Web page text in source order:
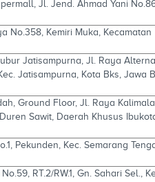
Jl. Jend. Ahmad Yani
No.358, Kemiri Muka, Kecamatan
Jatisampurna, Jl. Raya
Jatisampurna, Kota Bks, Jawa
Ground Floor, Jl. Raya
Duren Sawit, Daerah Khusus
Pekunden, Kec. Semarang
RT.2/RW.1, Gn. Sahari Sel.,